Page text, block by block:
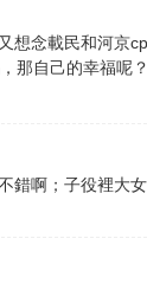
想念載民和河京
那自己的幸福呢
錯啊；子役裡大